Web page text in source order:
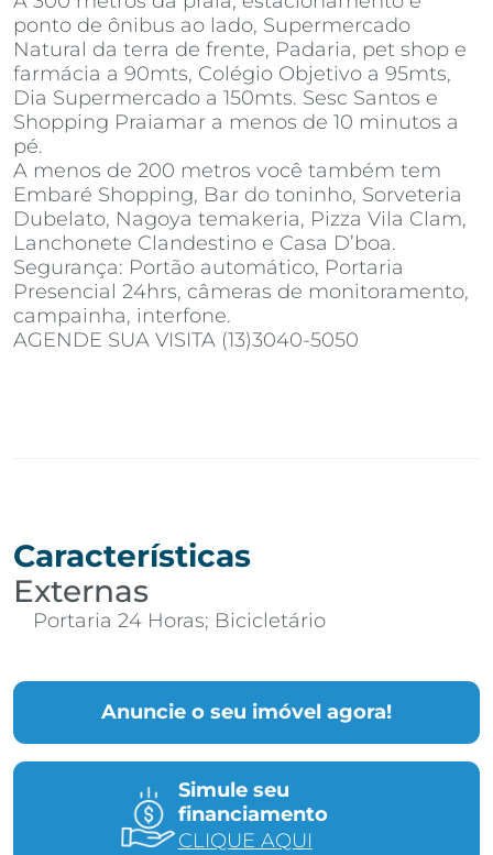
ponto de ônibus ao lado, Supermercado
Natural da terra de frente, Padaria, pet shop e
farmácia a 90mts, Colégio Objetivo a 95mts,
Dia Supermercado a 150mts. Sesc Santos e
Shopping Praiamar a menos de 10 minutos a
pé.
A menos de 200 metros você também tem
Embaré Shopping, Bar do toninho, Sorveteria
Dubelato, Nagoya temakeria, Pizza Vila Clam,
Lanchonete Clandestino e Casa D’boa.
Segurança: Portão automático, Portaria
Presencial 24hrs, câmeras de monitoramento,
campainha, interfone.
AGENDE SUA VISITA (13)3040-5050
Anuncie o seu imóvel agora!
Simule seu
financiamento
CLIQUE AQUI
Características
Externas
Portaria 24 Horas; Bicicletário